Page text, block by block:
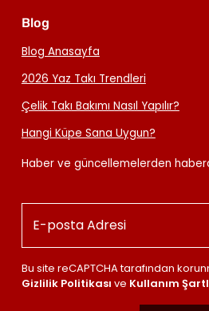
Blog
Blog Anasayfa
2026 Yaz Takı Trendleri
Çelik Takı Bakımı Nasıl Yapılır?
Hangi Küpe Sana Uygun?
Haber ve güncellemelerden
Bu site reCAPTCHA tarafından
Gizlilik Politikası ve Kullanım